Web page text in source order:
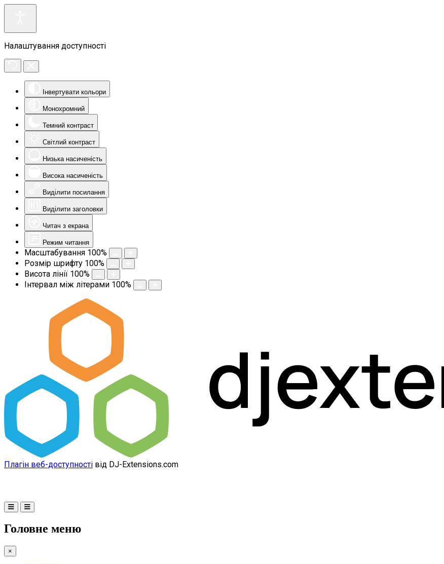
Налаштування доступності
Інвертувати кольори
Монохромний
Темний контраст
Світлий контраст
Низька насиченість
Висока насиченість
Виділити посилання
Виділити заголовки
Читач з екрана
Режим читання
Масштабування 100%
Розмір шрифту 100%
Висота лінії 100%
Інтервал між літерами 100%
Плагін веб-доступності від DJ-Extensions.com
Головне меню
×